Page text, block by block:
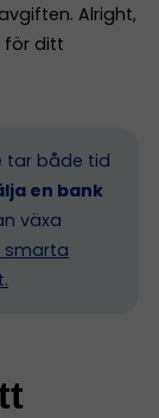
Alright,
för ditt
tar både tid
en bank
växa
smarta